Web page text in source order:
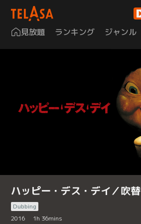
見放題 ランキング ジャンル
ハッピー・デス・デイ／吹替
Dubbing
2016
1h 36mins